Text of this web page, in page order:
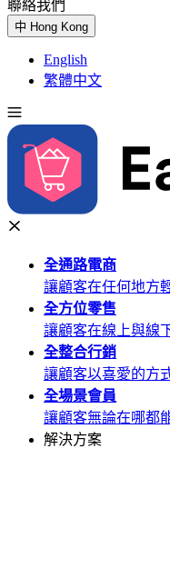
聯絡我們
中 Hong Kong
English
繁體中文
全通路電商
讓顧客在任何地方
全方位零售
讓顧客在線上與線
全整合行銷
讓顧客以喜愛的方
全場景會員
讓顧客無論在哪都
解決方案